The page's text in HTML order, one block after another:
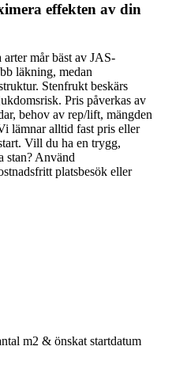
effekten av din
mår bäst av JAS-
läkning, medan
Stenfrukt beskärs
Pris påverkas av
behov av rep/lift, mängden
lämnar alltid fast pris eller
Vill du ha en trygg,
stan? Använd
platsbesök eller
m2 & önskat startdatum